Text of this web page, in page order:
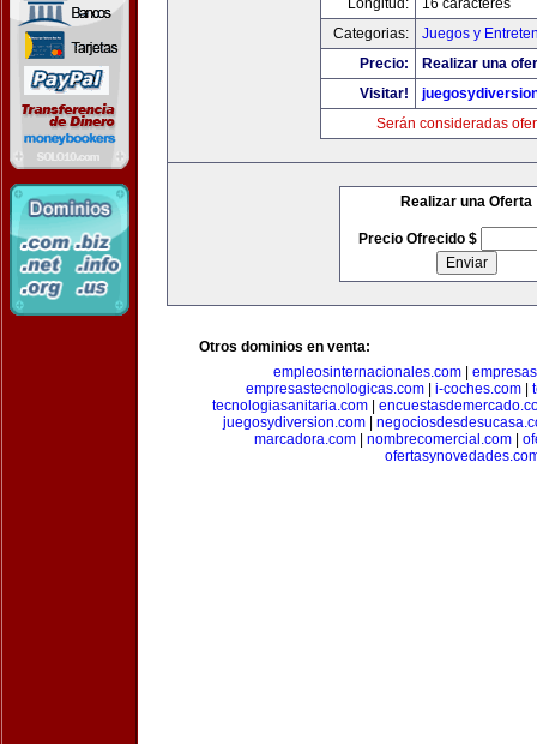
Longitud:
16 caracteres
Categorias:
Juegos y
Precio:
Realizar una
Visitar!
Serán consideradas
Realizar una Oferta
Precio Ofrecido $
Otros dominios en venta:
empleosinternacionales.com
empresastecnologicas.com
i-coches.com
tecnologiasanitaria.com|
juegosydiversion.com
marcadora.com| nombrecomercial.com|